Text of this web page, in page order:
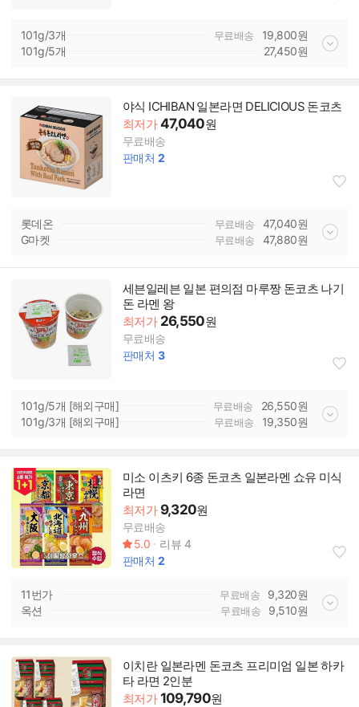
101g/3개 무료배송 19,800원
101g/5개
27,450원
야식 ICHIBAN 일본라면 DELICIOUS 돈코츠
최저가47,040원
무료배송
판매처 2
롯데온 무료배송 47,040원
G마켓
무료배송 47,880원
세븐일레븐 일본 편의점 마루짱 돈코츠 나기
돈 라멘 왕
최저가 26,550원
무료배송
판매처 3
101g/5개 [해외구매] 무료배송 26,550원
101g/3개 [해외구매]
무료배송 19,350원
미소 이츠키 6종 돈코츠 일본라멘 쇼유 미식
라면
최저가 9,320원
무료배송
5.0
리뷰 4
판매처 2
11번가 무료배송 9,320원
옥션
무료배송 9,510원
이치란 일본라멘 돈코츠 프리미엄 일본 하카
타 라면 2인분
최저가109,790원